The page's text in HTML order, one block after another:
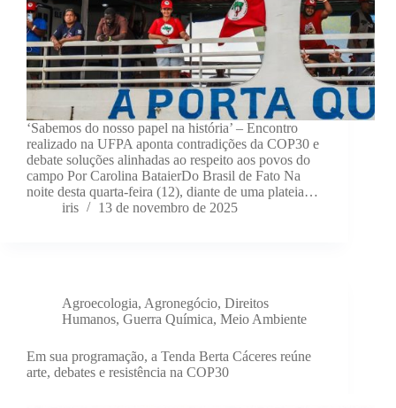
‘Sabemos do nosso papel na história’ – Encontro
realizado na UFPA aponta contradições da COP30 e
debate soluções alinhadas ao respeito aos povos do
campo Por Carolina BataierDo Brasil de Fato Na
noite desta quarta-feira (12), diante de uma plateia…
iris
13 de novembro de 2025
Agroecologia, Agronegócio, Direitos
Humanos, Guerra Química, Meio Ambiente
Em sua programação, a Tenda Berta Cáceres reúne
arte, debates e resistência na COP30